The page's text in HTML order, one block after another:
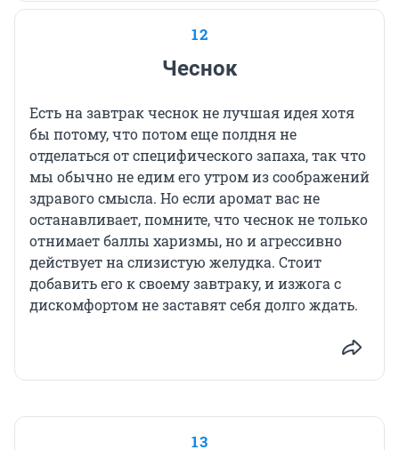
12
Чеснок
Есть на завтрак чеснок не лучшая идея хотя
бы потому, что потом еще полдня не
отделаться от специфического запаха, так что
мы обычно не едим его утром из соображений
здравого смысла. Но если аромат вас не
останавливает, помните, что чеснок не только
отнимает баллы харизмы, но и агрессивно
действует на слизистую желудка. Стоит
добавить его к своему завтраку, и изжога с
дискомфортом не заставят себя долго ждать.
13